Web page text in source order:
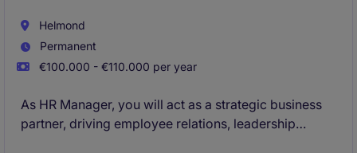
Helmond
Permanent
€100.000 - €110.000 per year
As HR Manager, you will act as a strategic business
partner, driving employee relations, leadership